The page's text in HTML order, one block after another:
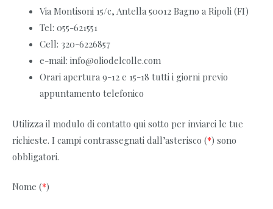
Via Montisoni 15/c, Antella 50012 Bagno a Ripoli (FI)
Tel: 055-621551
Cell: 320-6226857
e-mail: info@oliodelcolle.com
Orari apertura 9-12 e 15-18 tutti i giorni previo
appuntamento telefonico
Utilizza il modulo di contatto qui sotto per inviarci le tue
richieste. I campi contrassegnati dall’asterisco (*) sono
obbligatori.
Nome (*)